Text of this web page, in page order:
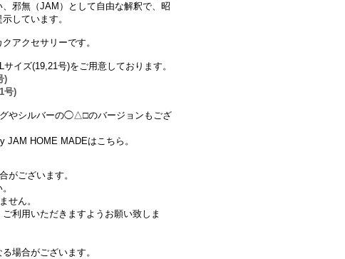
邪無（JAM）として自由な解釈で、昭
しています。
アクセサリーです。
イズ(19,21号)をご用意しております。
)
号)
やシルバーの◯△□のバージョンもござ
JAM HOME MADEはこちら。
がございます。
せん。
利用いただきますようお願い致しま
場合がございます。